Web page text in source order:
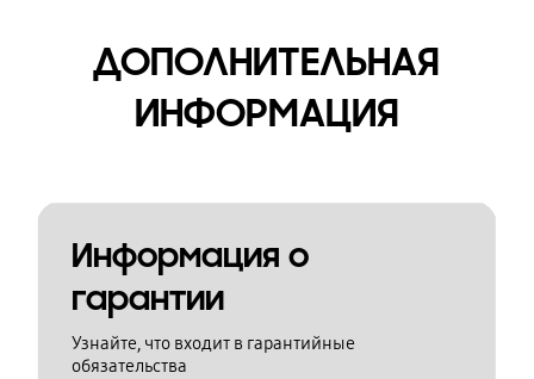
ДОПОЛНИТЕЛЬНАЯ
ИНФОРМАЦИЯ
Информация о
гарантии
Узнайте, что входит в гарантийные
обязательства